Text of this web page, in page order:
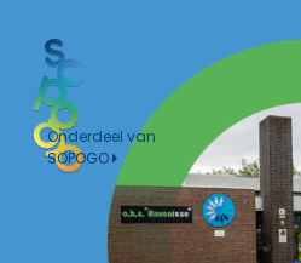
Onderdeel van
SOPOGO